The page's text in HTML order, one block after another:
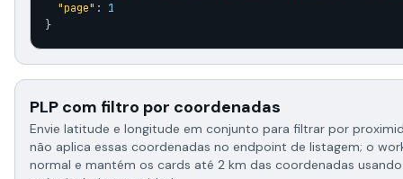
"page" : 1
}
PLP com filtro por coordenadas
Envie latitude e longitude em conjunto para filtrar por
não aplica essas coordenadas no endpoint de listagem; o
normal e mantém os cards até 2 km das coordenadas